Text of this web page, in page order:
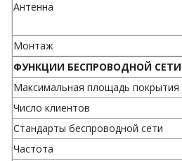
Антенна
Монтаж
ФУНКЦИИ БЕСПРОВОДНОЙ СЕТИ
Максимальная площадь покрытия
Число клиентов
Стандарты беспроводной сети
Частота